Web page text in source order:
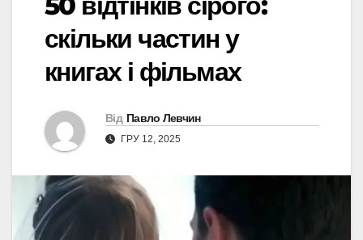
скільки частин у
книгах і фільмах
Від Павло Левчин
ГРУ 12, 2025